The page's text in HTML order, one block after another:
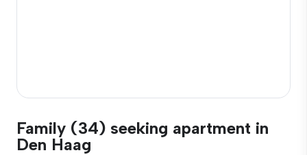
Family (34) seeking apartment in
Den Haag